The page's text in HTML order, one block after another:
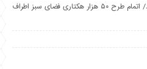
هیچ درختی در پایتخت قطع نمی‌شود/ اتمام طرح ۵۰ هزار هکتاری فضای سبز اطراف